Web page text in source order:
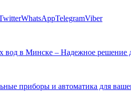
WhatsAppTelegramViber
в Минске – Надежное решение
приборы и автоматика для